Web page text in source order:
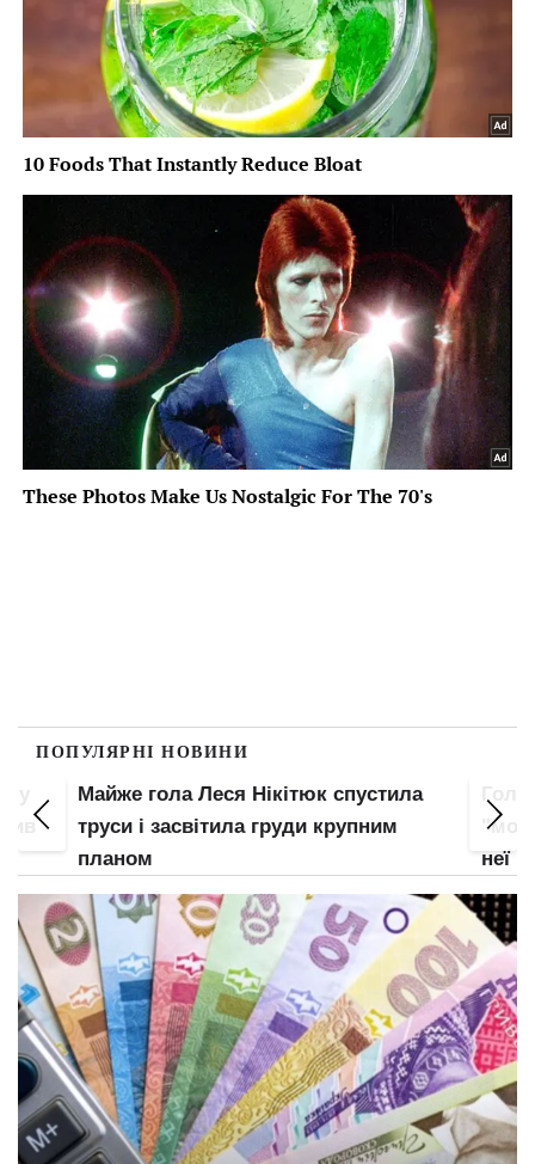
ПОПУЛЯРНІ НОВИНИ
Майже гола Леся Нікітюк спустила
труси і засвітила груди крупним
планом
неї